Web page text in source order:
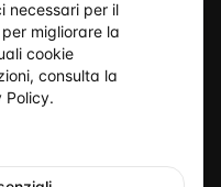
necessari per il
migliorare la
cookie
consulta la
Policy.